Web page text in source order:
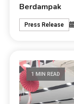
Berdampak
Press Release
1 MIN READ